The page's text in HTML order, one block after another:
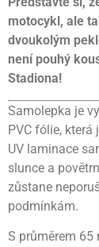
motocykl, ale
dvoukolým
není pouhý
Stadiona!
Samolepka je
PVC fólie,
UV laminace
slunce a
zůstane
podmínkám.
S průměrem 65